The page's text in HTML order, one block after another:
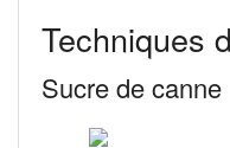
Techniques
Sucre de canne